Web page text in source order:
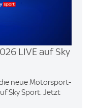
LIVE auf Sky
neue Motorsport-
Sky Sport. Jetzt